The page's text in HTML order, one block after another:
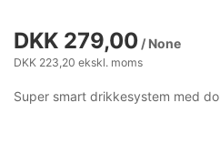
DKK 279,00 / None
DKK 223,20 ekskl. moms
Super smart drikkesystem med